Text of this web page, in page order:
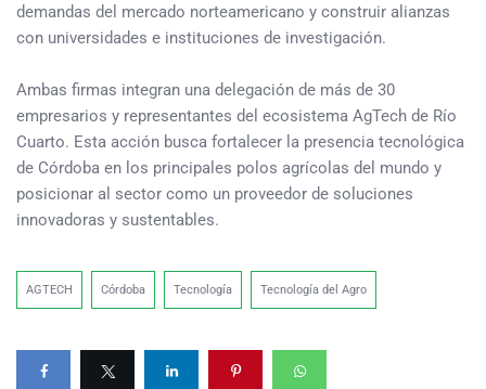
demandas del mercado norteamericano y construir alianzas
con universidades e instituciones de investigación.
Ambas firmas integran una delegación de más de 30
empresarios y representantes del ecosistema AgTech de Río
Cuarto. Esta acción busca fortalecer la presencia tecnológica
de Córdoba en los principales polos agrícolas del mundo y
posicionar al sector como un proveedor de soluciones
innovadoras y sustentables.
AGTECH Córdoba Tecnología Tecnología del Agro